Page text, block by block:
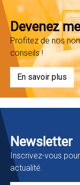
Devenez
Profitez de nos
conseils !
En savoir plus
Newsletter
Inscrivez-vous
actualité.